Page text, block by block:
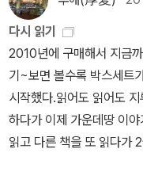
단하지 않는다. 하나의 고
간이 지나면서 빌보는 그것
고 그러면서 조금씩 성장
어 있다. 영화 <호빗:뜻밖
마우그의 폐허>는 챕터 12
면, 빌보가 간달프와 드와
의 습격을 피해 달아나다
고 다시 읽을 정도로 좋아
억한다.종이는 얇고 부드
들었다.다만 책 안의 삽화
이 이야기를 그렇게 좋아
거라고다시 읽으면서 생
이나 재미있었기 때문이
리듬을 만들어내는 게 느
나, 무척이나 이야기라는
다시 읽기
2010년에 구매해서 지금
기~보면 볼수록 박스세트
시작했다.읽어도 읽어도
하다가 이제 가운데땅 이
읽고 다른 책을 또 읽다가